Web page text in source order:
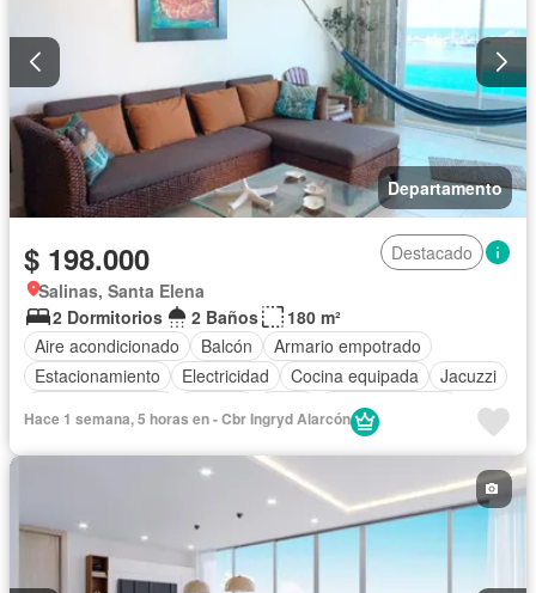
Departamento
$ 198.000
Destacado
Salinas, Santa Elena
2 Dormitorios
2 Baños
180 m²
Aire acondicionado
Balcón
Armario empotrado
Estacionamiento
Electricidad Cocina equipada
Jacuzzi
Área para niños
Acceso para personas con discapacidad
Jardín
Ascensor
Hace 1 semana, 5 horas en - Cbr Ingryd Alarcón